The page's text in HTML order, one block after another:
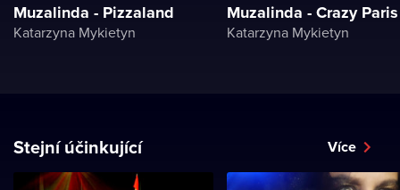
Muzalinda - Pizzaland
Katarzyna Mykietyn
Muzalinda - Crazy Paris
Katarzyna Mykietyn
Stejní účinkující Více